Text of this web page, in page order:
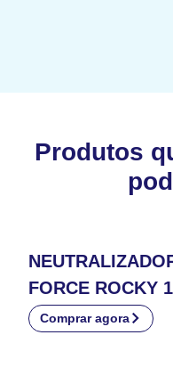
Produtos
FORCE ROCKY
Comprar agora